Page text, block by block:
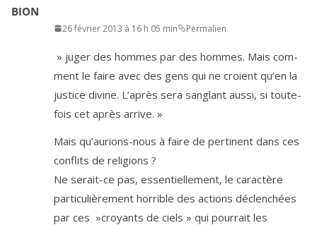
BION
26 février 2013 à 16 h 05 min Permalien
» juger des hommes par des hommes. Mais com­
ment le faire avec des gens qui ne croient qu’en la
jus­tice divine. L’après sera san­glant aus­si, si tou­te­
fois cet après arrive. »
Mais qu’au­rions-nous à faire de per­ti­nent dans ces
conflits de religions ?
Ne serait-ce pas, essen­tiel­le­ment, le carac­tère
par­ti­cu­liè­re­ment hor­rible des actions déclen­chées
par ces »croyants de ciels » qui pour­rait les